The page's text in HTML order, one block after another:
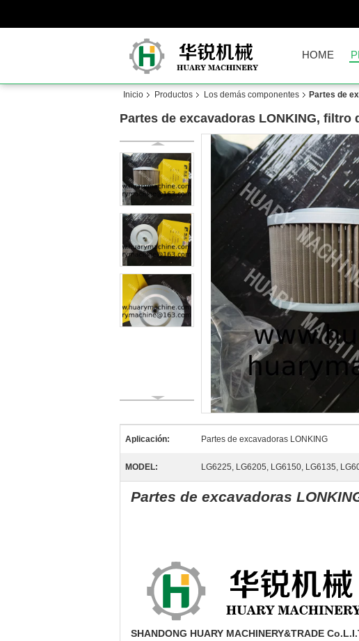
HOME
Inicio Productos Los demás componentes Partes de
Partes de excavadoras LONKING, filtro
Aplicación: Partes de excavadoras LONKING
MODEL: LG6225, LG6205, LG6150, LG6135,
Partes de excavadoras
SHANDONG HUARY MACHINERY&TRADE